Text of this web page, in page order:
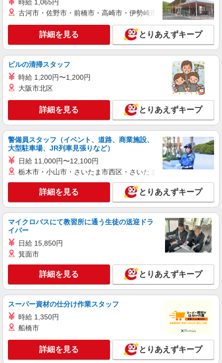
アルバイト パート
丸亀製麺千葉園生町店
キッチン・ホールスタッフ
時給1200円〜 ☆22時以降は時給25％UP（深夜
千葉県千葉市稲毛区園生町９５６－１０
詳細を見る
長沼ショートステイそよ風：RO45180
調理スタッフ
【時給】1,140円〜1,200円 ▼下記別途支給 通
勤手当 年末年始手当：380円/時
千葉県千葉市稲毛区長沼原町97‐1
キープ 詳細を見る
いなげケアセンターそよ風：RO31242
千葉県千葉市稲毛区穴川3-6-12
キープ 詳細を見る
正社員
株式会社東洋食品/千葉市稲毛区宮野木町
月給220,000円〜295,000円 ※スタート月給
は、これまで の経験などを考慮して決定 1.学校給
時給 1,065円
古河市・佐野市・前橋市・高崎市・伊勢崎市・太田市・館林市
詳細を見る とりあえずキープ
ビルの清掃スタッフ
時給 1,200円〜1,200円
大阪市北区
詳細を見る とりあえずキープ
警備員スタッフ（イベント、道路、商業施設、
大型駐車場、JR列車見張りなど）
日給 11,000円〜12,100円
栃木市・小山市・さいたま市西区・さいたま市岩槻区・久喜市・
詳細を見る とりあえずキープ
マイクロバスにて教習所に通う生徒の送迎ドラ
イバー
日給 15,850円
箕面市
詳細を見る とりあえずキープ
スーパー資材の仕分け作業スタッフ
時給 1,350円
船橋市
詳細を見る とりあえずキープ